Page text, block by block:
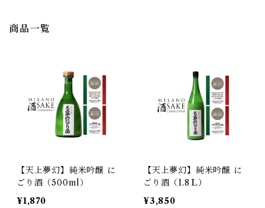
商品一覧
【天上夢幻】純米吟醸 に
ごり酒（500ml）
¥1,870
【天上夢幻】純米吟醸 に
ごり酒（1.8Ｌ）
¥3,850